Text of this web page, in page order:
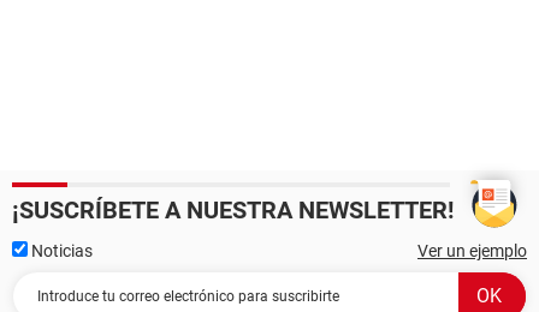
¡SUSCRÍBETE A NUESTRA NEWSLETTER!
Noticias Ver un ejemplo